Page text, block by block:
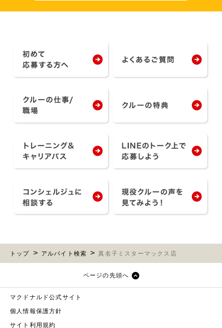
トップ アルバイト検索 真名子ミスターマックス店
ページの先頭へ
マクドナルド公式サイト
個人情報保護方針
サイト利用規約